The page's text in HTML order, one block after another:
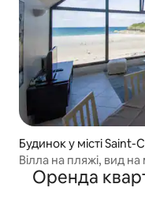
Будинок у місті
Вілла на пляжі, вид
Оренда